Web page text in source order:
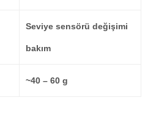
Seviye sensörü değişimi
bakım
~40 – 60 g